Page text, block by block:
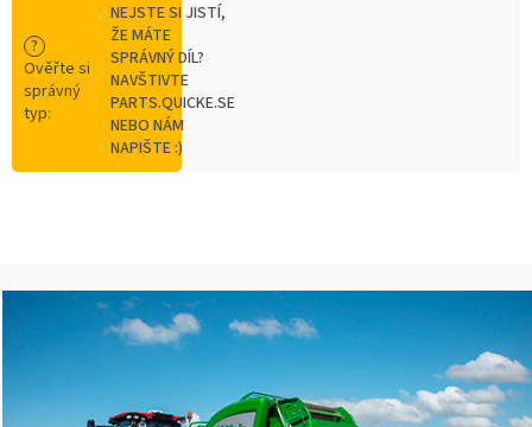
?
Ověřte si
správný
typ:
NEJSTE SI JISTÍ,
ŽE MÁTE
SPRÁVNÝ DÍL?
NAVŠTIVTE
PARTS.QUICKE.SE
NEBO NÁM
NAPIŠTE :)